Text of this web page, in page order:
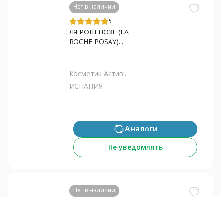
Нет в наличии
5
ЛЯ РОШ ПОЗЕ (LA
ROCHE POSAY)...
Косметик Актив...
ИСПАНИЯ
Аналоги
Не уведомлять
Нет в наличии